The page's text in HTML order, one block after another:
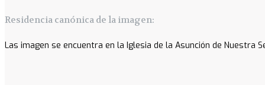
Residencia canónica de la imagen:
Las imagen se encuentra en la Iglesia de la Asunción de Nuestra